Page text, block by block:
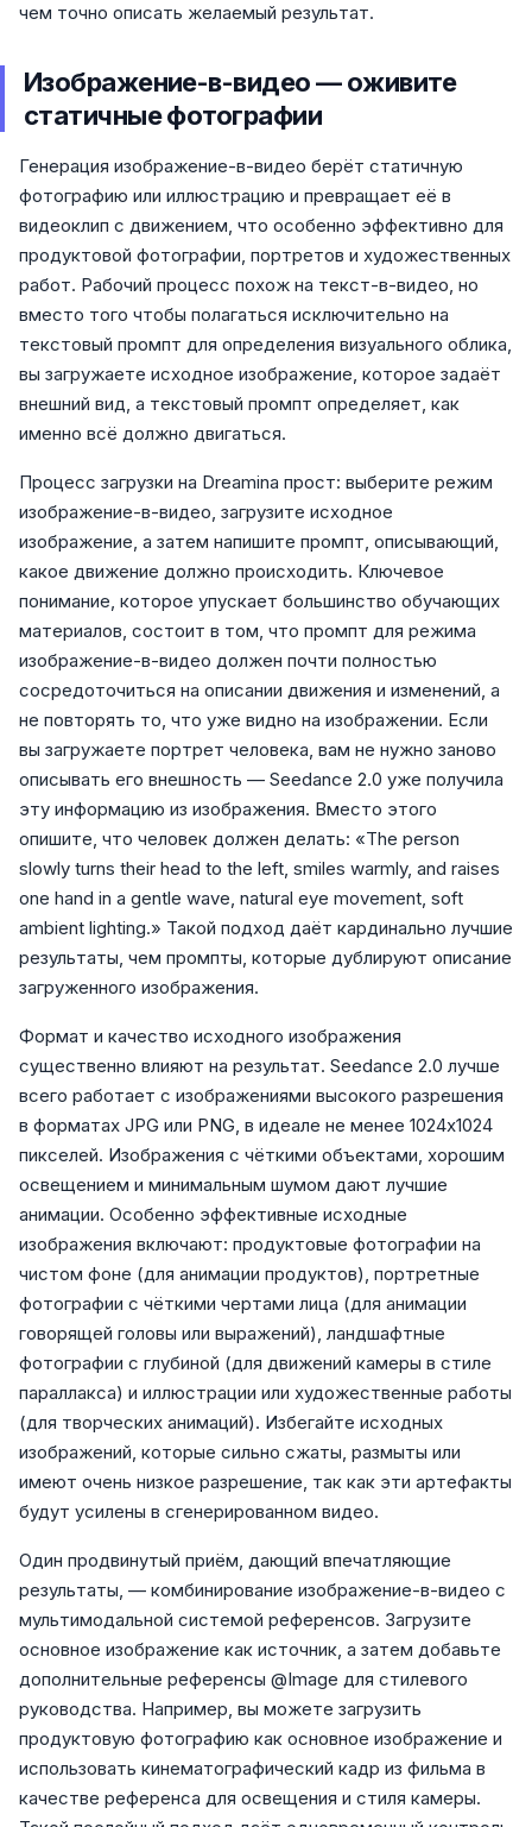
чем точно описать желаемый результат.
Изображение-в-видео — оживите
статичные фотографии
Генерация изображение-в-видео берёт статичную
фотографию или иллюстрацию и превращает её в
видеоклип с движением, что особенно эффективно для
продуктовой фотографии, портретов и художественных
работ. Рабочий процесс похож на текст-в-видео, но
вместо того чтобы полагаться исключительно на
текстовый промпт для определения визуального облика,
вы загружаете исходное изображение, которое задаёт
внешний вид, а текстовый промпт определяет, как
именно всё должно двигаться.
Процесс загрузки на Dreamina прост: выберите режим
изображение-в-видео, загрузите исходное
изображение, а затем напишите промпт, описывающий,
какое движение должно происходить. Ключевое
понимание, которое упускает большинство обучающих
материалов, состоит в том, что промпт для режима
изображение-в-видео должен почти полностью
сосредоточиться на описании движения и изменений, а
не повторять то, что уже видно на изображении. Если
вы загружаете портрет человека, вам не нужно заново
описывать его внешность — Seedance 2.0 уже получила
эту информацию из изображения. Вместо этого
опишите, что человек должен делать: «The person
slowly turns their head to the left, smiles warmly, and raises
one hand in a gentle wave, natural eye movement, soft
ambient lighting.» Такой подход даёт кардинально лучшие
результаты, чем промпты, которые дублируют описание
загруженного изображения.
Формат и качество исходного изображения
существенно влияют на результат. Seedance 2.0 лучше
всего работает с изображениями высокого разрешения
в форматах JPG или PNG, в идеале не менее 1024x1024
пикселей. Изображения с чёткими объектами, хорошим
освещением и минимальным шумом дают лучшие
анимации. Особенно эффективные исходные
изображения включают: продуктовые фотографии на
чистом фоне (для анимации продуктов), портретные
фотографии с чёткими чертами лица (для анимации
говорящей головы или выражений), ландшафтные
фотографии с глубиной (для движений камеры в стиле
параллакса) и иллюстрации или художественные работы
(для творческих анимаций). Избегайте исходных
изображений, которые сильно сжаты, размыты или
имеют очень низкое разрешение, так как эти артефакты
будут усилены в сгенерированном видео.
Один продвинутый приём, дающий впечатляющие
результаты, — комбинирование изображение-в-видео с
мультимодальной системой референсов. Загрузите
основное изображение как источник, а затем добавьте
дополнительные референсы @Image для стилевого
руководства. Например, вы можете загрузить
продуктовую фотографию как основное изображение и
использовать кинематографический кадр из фильма в
качестве референса для освещения и стиля камеры.